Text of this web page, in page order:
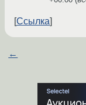
Ссылка
←